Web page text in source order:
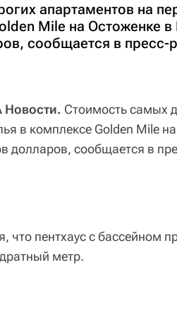
апартаментов на
Mile на Остоженке
сообщается в пресс-
Стоимость самых
в комплексе Golden Mile
долларов, сообщается в
что пентхаус с бассейном
метр.